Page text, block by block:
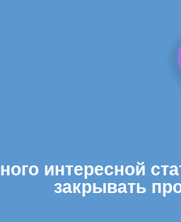
интересной
закрывать